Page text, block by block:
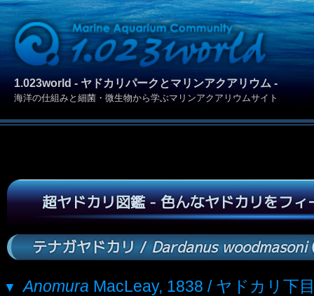
1.023world - ヤドカリパークとマリンアクアリウム -
海洋の仕組みと細菌・微生物から学ぶマリンアクアリウムサイト
超ヤドカリ図鑑 - 色んなヤドカリをフ
テナガヤドカリ /Dardanus woodmasoni
Anomura MacLeay, 1838 / ヤドカリ下